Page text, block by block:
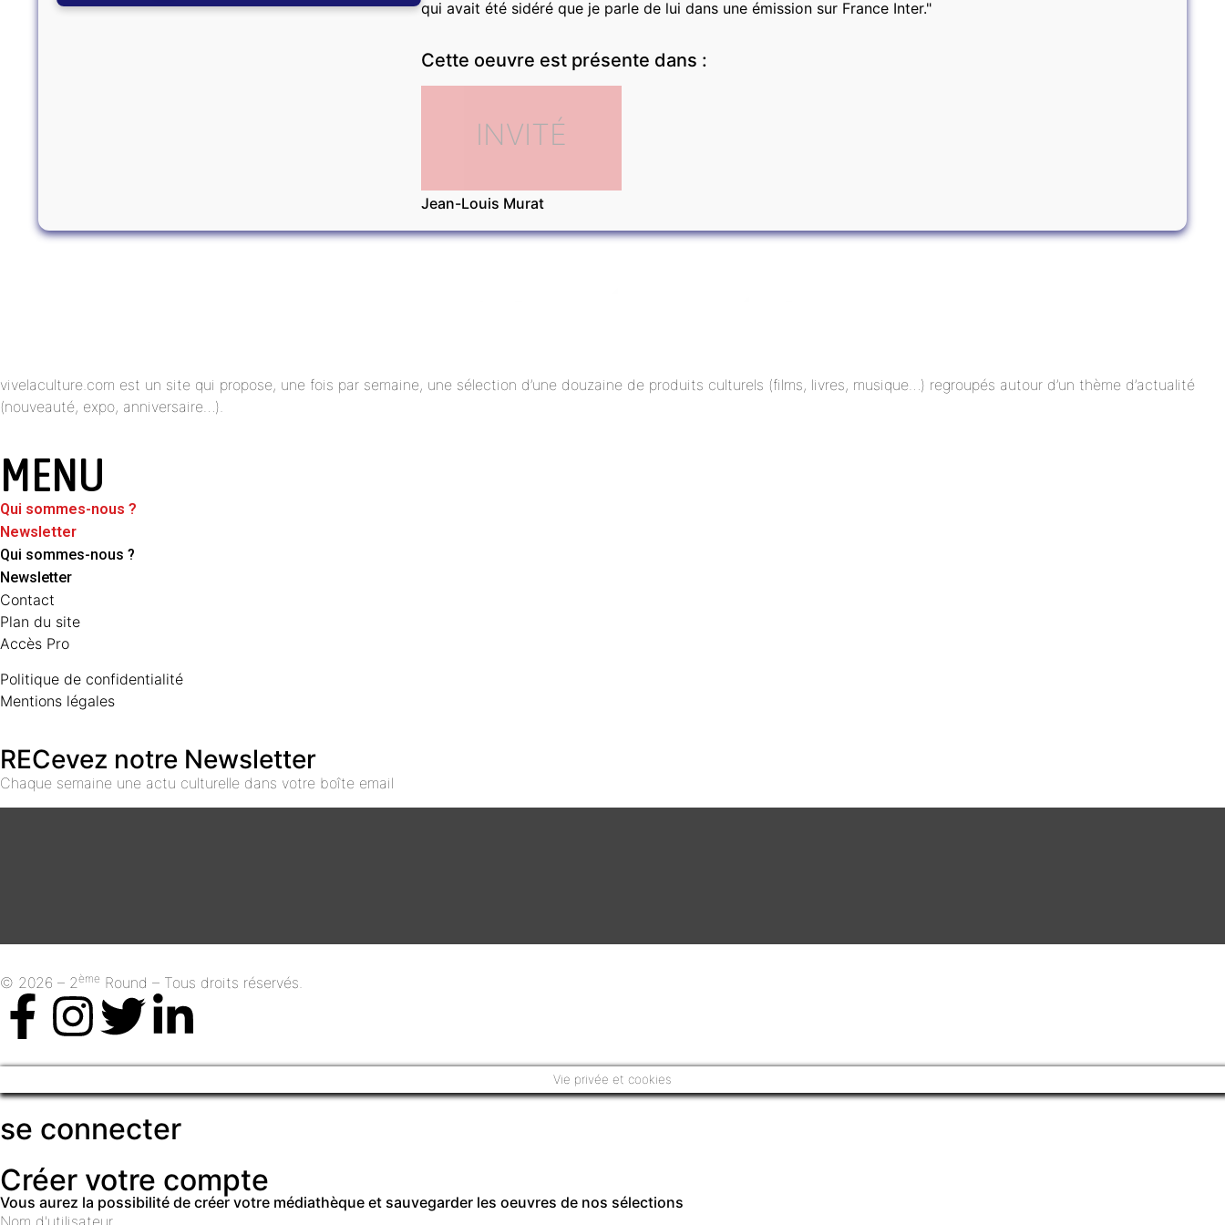
qui avait été sidéré que je parle de lui dans une émission sur France Inter."
Cette oeuvre est présente dans :
INVITÉ
Jean-Louis Murat
vivelaculture.com est un site qui propose, une fois par semaine, une sélection d’une douzaine de produits culturels (films, livres, musique…) regroupés autour d’un thème d’actualité
(nouveauté, expo, anniversaire…).
MENU
Qui sommes-nous ?
Newsletter
Qui sommes-nous ?
Newsletter
Contact
Plan du site
Accès Pro
Politique de confidentialité
Mentions légales
RECevez notre Newsletter
Chaque semaine une actu culturelle dans votre boîte email
© 2026 – 2ème Round – Tous droits réservés.
Vie privée et cookies
se connecter
Créer votre compte
Vous aurez la possibilité de créer votre médiathèque et sauvegarder les oeuvres de nos sélections